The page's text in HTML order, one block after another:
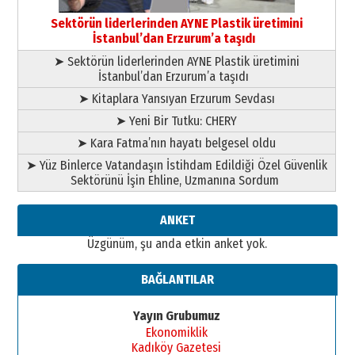
bir vizyon proje daha!
02 Ağustos 2026 Pazar
Sektörün liderlerinden AYNE Plastik üretimini
İstanbul’dan Erzurum’a taşıdı
➤ Sektörün liderlerinden AYNE Plastik üretimini
İstanbul’dan Erzurum’a taşıdı
➤ Kitaplara Yansıyan Erzurum Sevdası
➤ Yeni Bir Tutku: CHERY
➤ Kara Fatma’nın hayatı belgesel oldu
➤ Yüz Binlerce Vatandaşın İstihdam Edildiği Özel Güvenlik
Sektörünü İşin Ehline, Uzmanına Sordum
ANKET
Üzgünüm, şu anda etkin anket yok.
BAĞLANTILAR
Yayın Grubumuz
Ekonomiklik
Kadıköy Gazetesi